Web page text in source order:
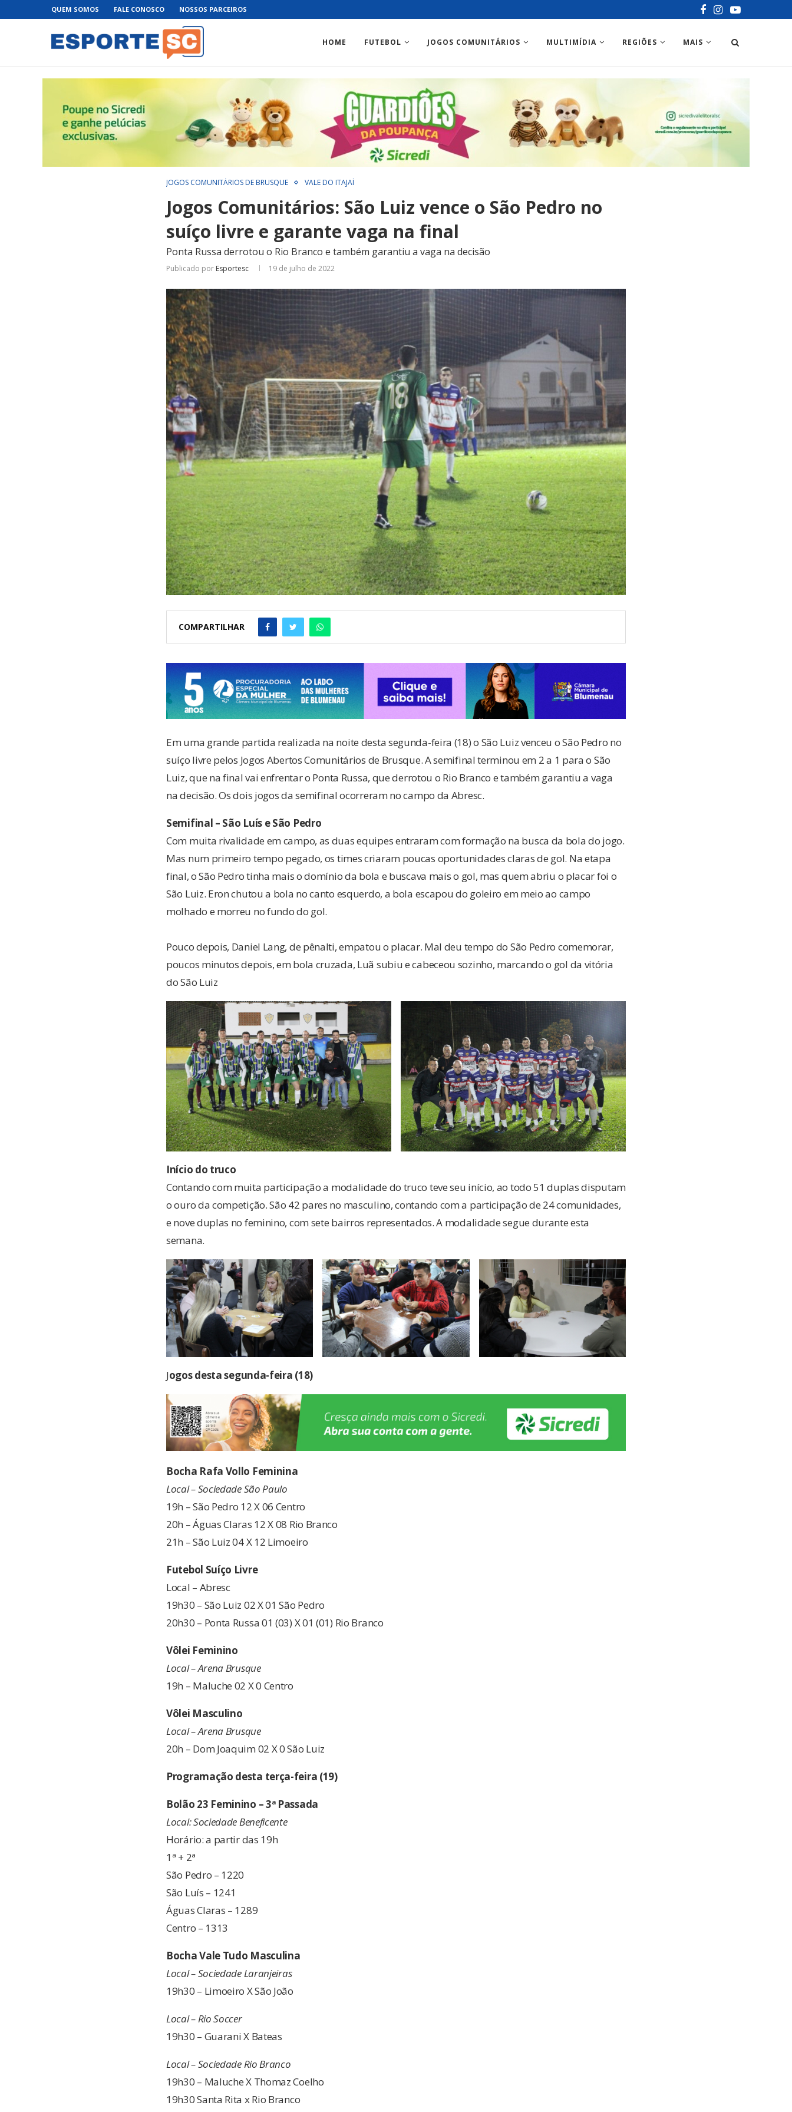
QUEM SOMOS FALE CONOSCO NOSSOS PARCEIROS
HOME FUTEBOL JOGOS COMUNITÁRIOS MULTIMÍDIA REGIÕES MAIS
JOGOS COMUNITÁRIOS DE BRUSQUE VALE DO ITAJAÍ
Jogos Comunitários: São Luiz vence o São Pedro no
suíço livre e garante vaga na final
Ponta Russa derrotou o Rio Branco e também garantiu a vaga na decisão
Publicado por Esportesc 19 de julho de 2022
COMPARTILHAR
Em uma grande partida realizada na noite desta segunda-feira (18) o São Luiz venceu o São Pedro no
suíço livre pelos Jogos Abertos Comunitários de Brusque. A semifinal terminou em 2 a 1 para o São
Luiz, que na final vai enfrentar o Ponta Russa, que derrotou o Rio Branco e também garantiu a vaga
na decisão. Os dois jogos da semifinal ocorreram no campo da Abresc.
Semifinal – São Luís e São Pedro
Com muita rivalidade em campo, as duas equipes entraram com formação na busca da bola do jogo.
Mas num primeiro tempo pegado, os times criaram poucas oportunidades claras de gol. Na etapa
final, o São Pedro tinha mais o domínio da bola e buscava mais o gol, mas quem abriu o placar foi o
São Luiz. Eron chutou a bola no canto esquerdo, a bola escapou do goleiro em meio ao campo
molhado e morreu no fundo do gol.
Pouco depois, Daniel Lang, de pênalti, empatou o placar. Mal deu tempo do São Pedro comemorar,
poucos minutos depois, em bola cruzada, Luã subiu e cabeceou sozinho, marcando o gol da vitória
do São Luiz
Início do truco
Contando com muita participação a modalidade do truco teve seu início, ao todo 51 duplas disputam
o ouro da competição. São 42 pares no masculino, contando com a participação de 24 comunidades,
e nove duplas no feminino, com sete bairros representados. A modalidade segue durante esta
semana.
Jogos desta segunda-feira (18)
Bocha Rafa Vollo Feminina
Local – Sociedade São Paulo
19h – São Pedro 12 X 06 Centro
20h – Águas Claras 12 X 08 Rio Branco
21h – São Luiz 04 X 12 Limoeiro
Futebol Suíço Livre
Local – Abresc
19h30 – São Luiz 02 X 01 São Pedro
20h30 – Ponta Russa 01 (03) X 01 (01) Rio Branco
Vôlei Feminino
Local – Arena Brusque
19h – Maluche 02 X 0 Centro
Vôlei Masculino
Local – Arena Brusque
20h – Dom Joaquim 02 X 0 São Luiz
Programação desta terça-feira (19)
Bolão 23 Feminino – 3ª Passada
Local: Sociedade Beneficente
Horário: a partir das 19h
1ª + 2ª
São Pedro – 1220
São Luís – 1241
Águas Claras – 1289
Centro – 1313
Bocha Vale Tudo Masculina
Local – Sociedade Laranjeiras
19h30 – Limoeiro X São João
Local – Rio Soccer
19h30 – Guarani X Bateas
Local – Sociedade Rio Branco
19h30 – Maluche X Thomaz Coelho
19h30 Santa Rita x Rio Branco